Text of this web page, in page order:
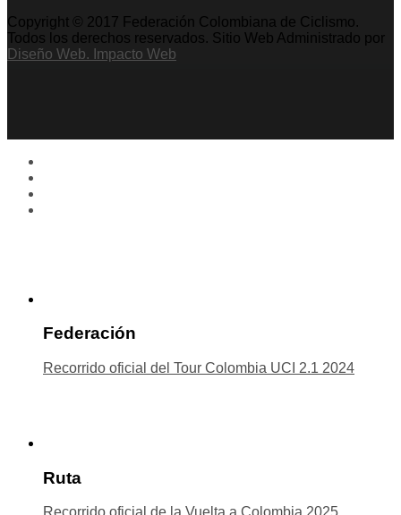
Copyright © 2017 Federación Colombiana de Ciclismo.
Todos los derechos reservados. Sitio Web Administrado por
Diseño Web. Impacto Web
Federación
Recorrido oficial del Tour Colombia UCI 2.1 2024
Ruta